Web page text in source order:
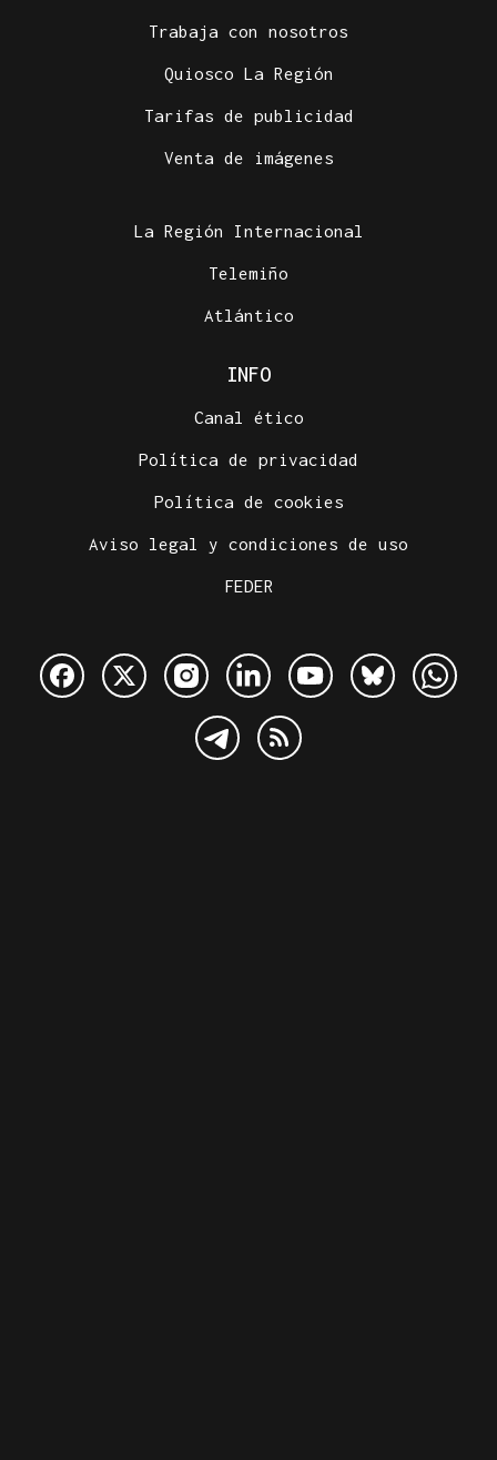
Trabaja con nosotros
Quiosco La Región
Tarifas de publicidad
Venta de imágenes
La Región Internacional
Telemiño
Atlántico
INFO
Canal ético
Política de privacidad
Política de cookies
Aviso legal y condiciones de uso
FEDER